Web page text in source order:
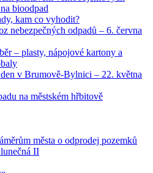
bioodpad
kam co vyhodit?
nebezpečných odpadů – 6. června
– plasty, nápojové kartony a
v Brumově-Bylnici – 22. května
na městském hřbitově
města o odprodej pozemků
II